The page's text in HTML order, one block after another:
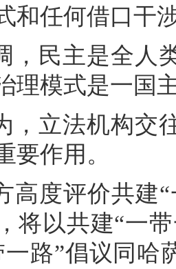
和任何借口干
，民主是全人
理模式是一国
，立法机构交
要作用。
高度评价共建
将以共建“一
一路”倡议同哈